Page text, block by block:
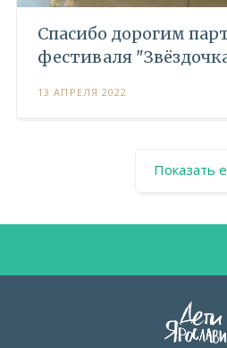
Спасибо дорогим
фестиваля
13 АПРЕЛЯ 2022
Показать